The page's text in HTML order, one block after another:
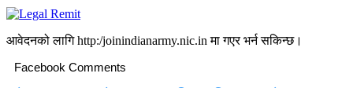
आवेदनको लागि http:/joinindianarmy.nic.in मा गएर भर्न सकिन्छ।
Facebook Comments